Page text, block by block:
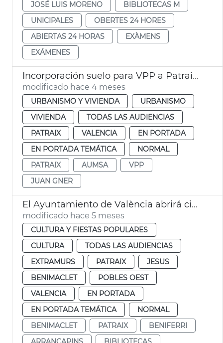
JOSÉ LUIS MORENO
BIBLIOTECAS M
UNICIPALES
OBERTES 24 HORES
ABIERTAS 24 HORAS
EXÀMENS
EXÁMENES
Incorporación suelo para VPP a Patraix. València
modificado hace 4 meses
URBANISMO Y VIVIENDA
URBANISMO
VIVIENDA
TODAS LAS AUDIENCIAS
PATRAIX
VALENCIA
EN PORTADA
EN PORTADA TEMÁTICA
NORMAL
PATRAIX
AUMSA
VPP
JUAN GNER
El Ayuntamiento de València abrirá cinco bibliotecas 24 horas durante las épocas de exámenes
modificado hace 5 meses
CULTURA Y FIESTAS POPULARES
CULTURA
TODAS LAS AUDIENCIAS
EXTRAMURS
PATRAIX
JESUS
BENIMACLET
POBLES OEST
VALENCIA
EN PORTADA
EN PORTADA TEMÁTICA
NORMAL
BENIMACLET
PATRAIX
BENIFERRI